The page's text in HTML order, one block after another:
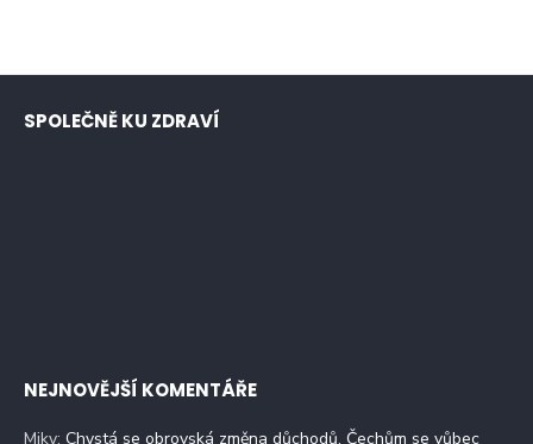
SPOLEČNĚ KU ZDRAVÍ
NEJNOVĚJŠÍ KOMENTÁŘE
Miky: Chystá se obrovská změna důchodů. Čechům se vůbec